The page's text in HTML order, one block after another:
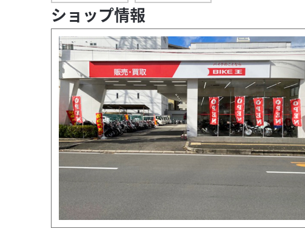
ショップ情報